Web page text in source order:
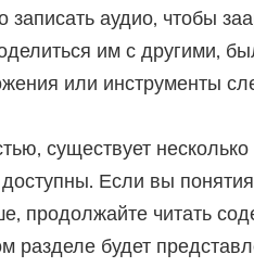
записать аудио, чтобы
им с другими,
или инструменты
существует
Если вы
продолжайте читать
разделе будет